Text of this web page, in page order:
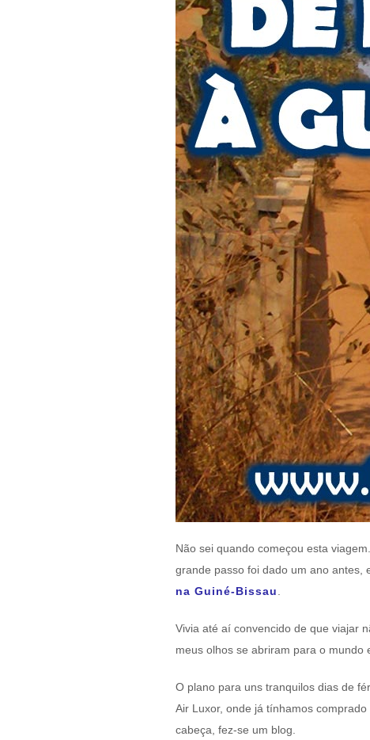
Não sei quando começou esta
grande passo foi dado um ano antes,
na Guiné-Bissau
Vivia até aí convencido de que viajar
meus olhos se abriram para o mundo
O plano para uns tranquilos dias de
Air Luxor, onde já tínhamos
cabeça, fez-se um blog.